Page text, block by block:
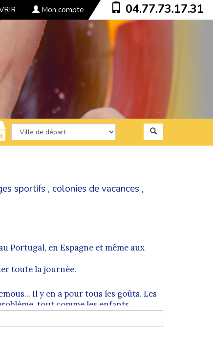
Mon compte 04.77.73.17.31
sportifs , colonies de vacances ,
Portugal, en Espagne et même aux
toute la journée.
Il y en a pour tous les goûts. Les
tout comme les enfants
!